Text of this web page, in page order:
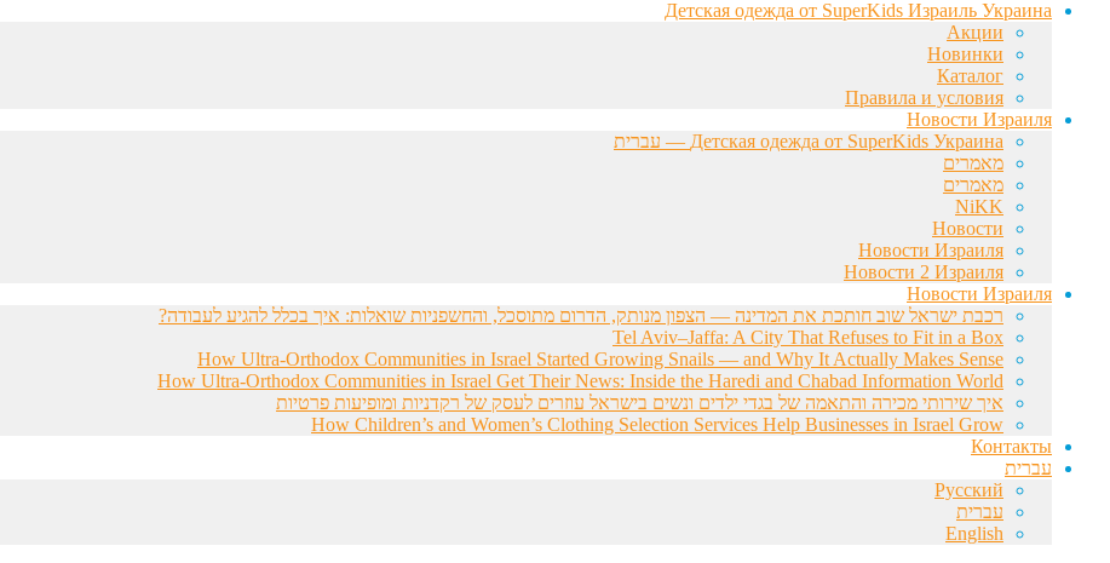
Детская одежда от SuperKids Израиль Украина
Акции
Новинки
Каталог
Правила и условия
Новости Израиля
Детская одежда от SuperKids Украина — עברית
מאמרים
מאמרים
NiKK
Новости
Новости Израиля
Новости 2 Израиля
Новости Израиля
רכבת ישראל שוב חותכת את המדינה — הצפון מנותק, הדרום מתוסכל, והחשפניות שואלות: איך בכלל להגיע לעבודה?
Tel Aviv–Jaffa: A City That Refuses to Fit in a Box
How Ultra-Orthodox Communities in Israel Started Growing Snails — and Why It Actually Makes Sense
How Ultra-Orthodox Communities in Israel Get Their News: Inside the Haredi and Chabad Information World
איך שירותי מכירה והתאמה של בגדי ילדים ונשים בישראל עוזרים לעסק של רקדניות ומופיעות פרטיות
How Children’s and Women’s Clothing Selection Services Help Businesses in Israel Grow
Контакты
עברית
Русский
עברית
English